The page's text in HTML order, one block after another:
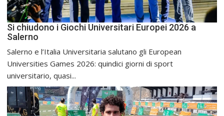
Si chiudono i Giochi Universitari Europei 2026 a
Salerno
Salerno e l’Italia Universitaria salutano gli European
Universities Games 2026: quindici giorni di sport
universitario, quasi...